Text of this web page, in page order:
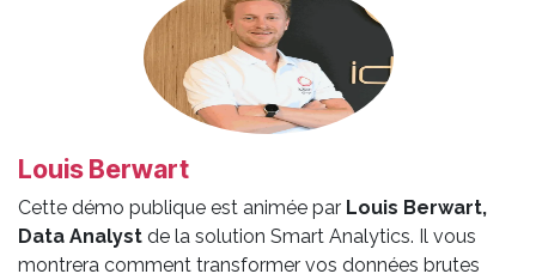
Louis Berwart
Cette démo publique est animée par Louis Berwart,
Data Analyst de la solution Smart Analytics. Il vous
montrera comment transformer vos données brutes